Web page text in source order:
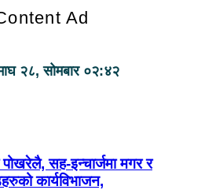
Ad
२८, सोमबार ०२:४२
पोखरेलै, सह-इन्चार्जमा मगर र
कार्यविभाजन,